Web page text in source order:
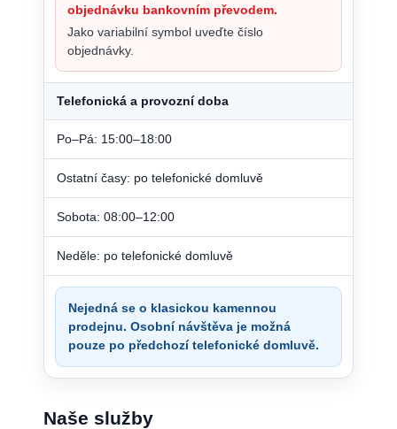
objednávku bankovním převodem.
Jako variabilní symbol uveďte číslo
objednávky.
Telefonická a provozní doba
Po–Pá: 15:00–18:00
Ostatní časy: po telefonické domluvě
Sobota: 08:00–12:00
Neděle: po telefonické domluvě
Nejedná se o klasickou kamennou
prodejnu. Osobní návštěva je možná
pouze po předchozí telefonické domluvě.
Naše služby